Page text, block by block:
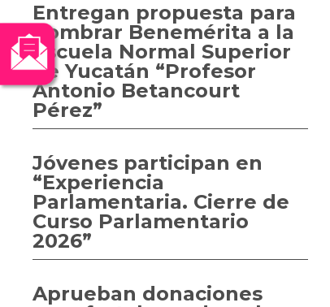
Entregan propuesta para
nombrar Benemérita a la
Escuela Normal Superior
de Yucatán “Profesor
Antonio Betancourt
Pérez”
Jóvenes participan en
“Experiencia
Parlamentaria. Cierre de
Curso Parlamentario
2026”
Aprueban donaciones